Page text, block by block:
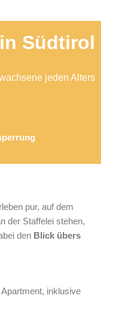
Südtirol
jeden Alters
pur, auf dem
der Staffelei stehen,
den Blick übers
inklusive